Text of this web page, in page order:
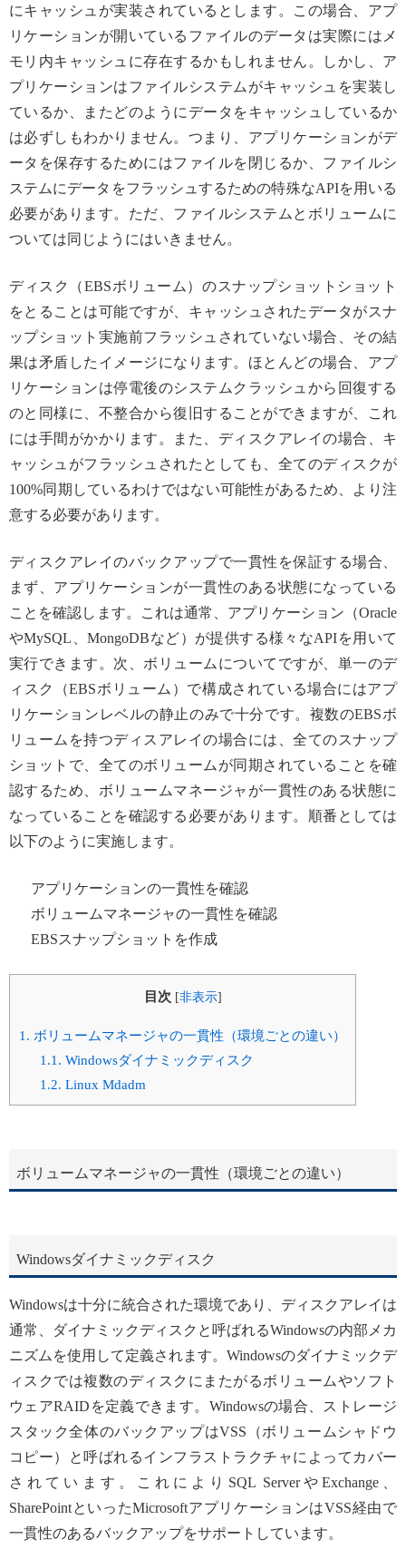
にキャッシュが実装されているとします。この場合、アプ
リケーションが開いているファイルのデータは実際にはメ
モリ内キャッシュに存在するかもしれません。しかし、ア
プリケーションはファイルシステムがキャッシュを実装し
ているか、またどのようにデータをキャッシュしているか
は必ずしもわかりません。つまり、アプリケーションがデ
ータを保存するためにはファイルを閉じるか、ファイルシ
ステムにデータをフラッシュするための特殊なAPIを用いる
必要があります。ただ、ファイルシステムとボリュームに
ついては同じようにはいきません。
ディスク（EBSボリューム）のスナップショットショット
をとることは可能ですが、キャッシュされたデータがスナ
ップショット実施前フラッシュされていない場合、その結
果は矛盾したイメージになります。ほとんどの場合、アプ
リケーションは停電後のシステムクラッシュから回復する
のと同様に、不整合から復旧することができますが、これ
には手間がかかります。また、ディスクアレイの場合、キ
ャッシュがフラッシュされたとしても、全てのディスクが
100%同期しているわけではない可能性があるため、より注
意する必要があります。
ディスクアレイのバックアップで一貫性を保証する場合、
まず、アプリケーションが一貫性のある状態になっている
ことを確認します。これは通常、アプリケーション（Oracle
やMySQL、MongoDBなど）が提供する様々なAPIを用いて
実行できます。次、ボリュームについてですが、単一のデ
ィスク（EBSボリューム）で構成されている場合にはアプ
リケーションレベルの静止のみで十分です。複数のEBSボ
リュームを持つディスアレイの場合には、全てのスナップ
ショットで、全てのボリュームが同期されていることを確
認するため、ボリュームマネージャが一貫性のある状態に
なっていることを確認する必要があります。順番としては
以下のように実施します。
アプリケーションの一貫性を確認
ボリュームマネージャの一貫性を確認
EBSスナップショットを作成
目次 [非表示]
1. ボリュームマネージャの一貫性（環境ごとの違い）
1.1. Windowsダイナミックディスク
1.2. Linux Mdadm
ボリュームマネージャの一貫性（環境ごとの違い）
Windowsダイナミックディスク
Windowsは十分に統合された環境であり、ディスクアレイは
通常、ダイナミックディスクと呼ばれるWindowsの内部メカ
ニズムを使用して定義されます。Windowsのダイナミックデ
ィスクでは複数のディスクにまたがるボリュームやソフト
ウェアRAIDを定義できます。Windowsの場合、ストレージ
スタック全体のバックアップはVSS（ボリュームシャドウ
コピー）と呼ばれるインフラストラクチャによってカバー
されています。これによりSQL ServerやExchange、
SharePointといったMicrosoftアプリケーションはVSS経由で
一貫性のあるバックアップをサポートしています。